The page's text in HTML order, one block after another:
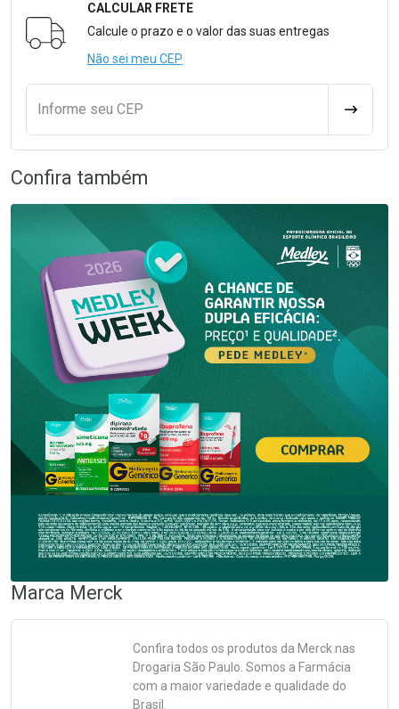
Formulário para Calcular o Frete
CALCULAR FRETE
Calcule o prazo e o valor das suas entregas
Não sei meu CEP
Informe seu CEP
Confira também
Marca Merck
Confira todos os produtos da Merck nas
Drogaria São Paulo. Somos a Farmácia
com a maior variedade e qualidade do
Brasil.